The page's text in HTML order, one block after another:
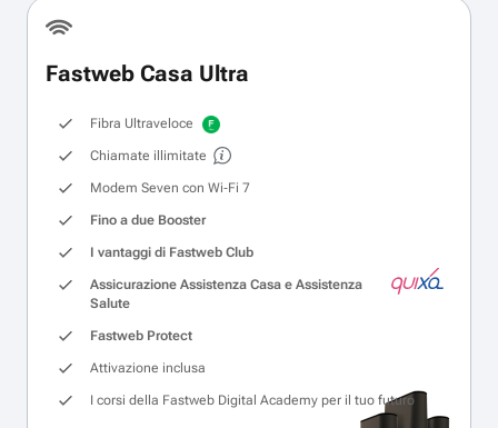
Fastweb Casa Ultra
Fibra Ultraveloce
Chiamate illimitate
Modem Seven con Wi‑Fi 7
Fino a due Booster
I vantaggi di Fastweb Club
Assicurazione Assistenza Casa e Assistenza
Salute
Fastweb Protect
Attivazione inclusa
I corsi della Fastweb Digital Academy per il tuo futuro